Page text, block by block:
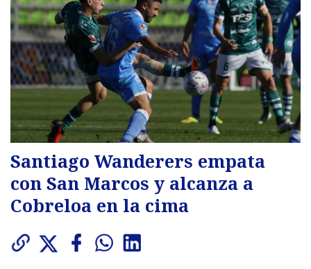
Santiago Wanderers empata
con San Marcos y alcanza a
Cobreloa en la cima